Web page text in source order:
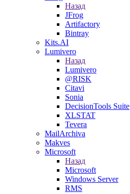
Назад
JFrog
Artifactory
Bintray
Kits.AI
Lumivero
Назад
Lumivero
@RISK
Citavi
Sonia
DecisionTools Suite
XLSTAT
Tevera
MailArchiva
Makves
Microsoft
Назад
Microsoft
Windows Server
RMS